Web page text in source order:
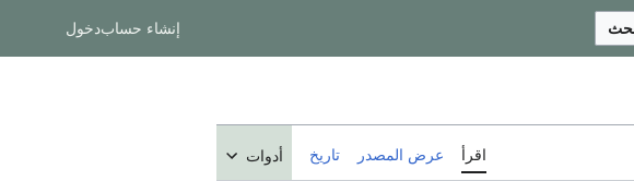
إنشاء حسابدخول
اقرأ عرض المصدر تاريخ أدوات